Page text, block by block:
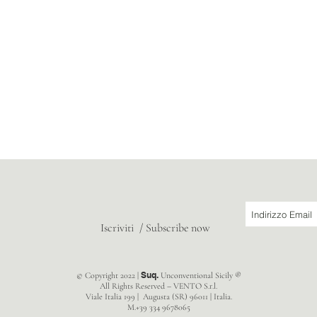
Iscriviti / Subscribe now
© Copyright 2022 | Suq. Unconventional Sicily ®
All Rights Reserved – VENTO S.r.l.
Viale Italia 199 | Augusta (SR) 96011 | Italia.
M.+39 334 9678065